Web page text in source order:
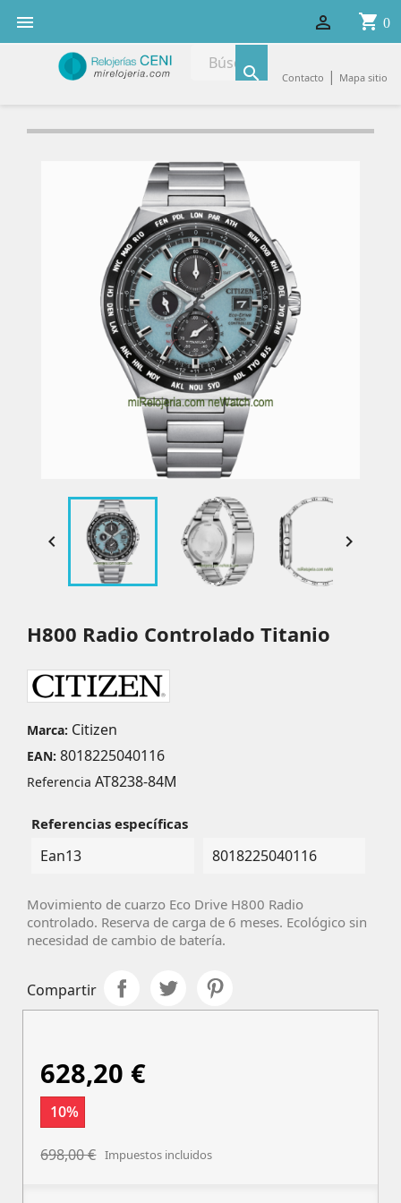
 shopping_cart 0

 Contacto | Mapa sitio
 
H800 Radio Controlado Titanio
Marca: Citizen
EAN: 8018225040116
Referencia AT8238-84M
Referencias específicas
Ean13 8018225040116
Movimiento de cuarzo Eco Drive H800 Radio
controlado. Reserva de carga de 6 meses. Ecológico sin
necesidad de cambio de batería.
Compartir
628,20 €
10%
698,00 € Impuestos incluidos